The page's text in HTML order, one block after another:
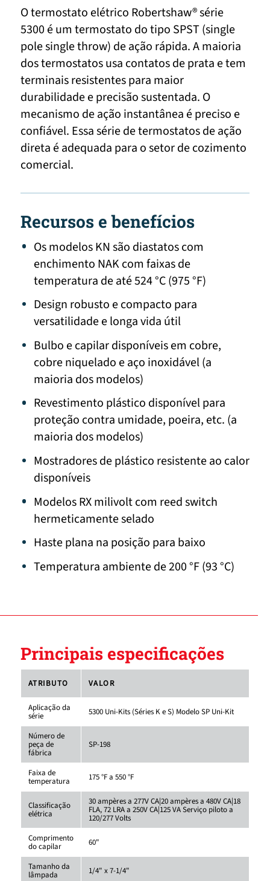
O termostato elétrico Robertshaw® série
5300 é um termostato do tipo SPST (single
pole single throw) de ação rápida. A maioria
dos termostatos usa contatos de prata e tem
terminais resistentes para maior
durabilidade e precisão sustentada. O
mecanismo de ação instantânea é preciso e
confiável. Essa série de termostatos de ação
direta é adequada para o setor de cozimento
comercial.
Recursos e benefícios
Os modelos KN são diastatos com
enchimento NAK com faixas de
temperatura de até 524 °C (975 °F)
Design robusto e compacto para
versatilidade e longa vida útil
Bulbo e capilar disponíveis em cobre,
cobre niquelado e aço inoxidável (a
maioria dos modelos)
Revestimento plástico disponível para
proteção contra umidade, poeira, etc. (a
maioria dos modelos)
Mostradores de plástico resistente ao calor
disponíveis
Modelos RX milivolt com reed switch
hermeticamente selado
Haste plana na posição para baixo
Temperatura ambiente de 200 °F (93 °C)
Principais especificações
ATRIBUTO VALOR
Aplicação da
série 5300 Uni-Kits (Séries K e S) Modelo SP Uni-Kit
Número de
peça de
fábrica
SP-198
Faixa de
temperatura 175 °F a 550 °F
Classificação
elétrica
30 ampères a 277V CA|20 ampères a 480V CA|18
FLA, 72 LRA a 250V CA|125 VA Serviço piloto a
120/277 Volts
Comprimento
do capilar 60"
Tamanho da
lâmpada 1/4" x 7-1/4"